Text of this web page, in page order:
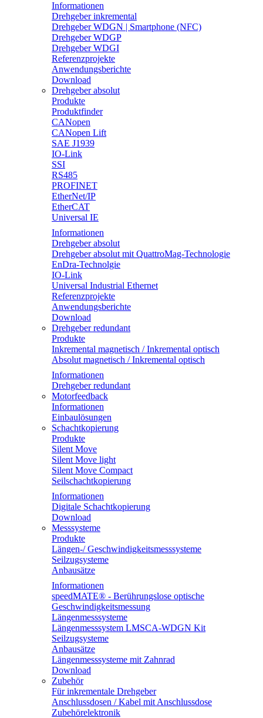
Informationen
Drehgeber inkremental
Drehgeber WDGN | Smartphone (NFC)
Drehgeber WDGP
Drehgeber WDGI
Referenzprojekte
Anwendungsberichte
Download
Drehgeber absolut
Produkte
Produktfinder
CANopen
CANopen Lift
SAE J1939
IO-Link
SSI
RS485
PROFINET
EtherNet/IP
EtherCAT
Universal IE
Informationen
Drehgeber absolut
Drehgeber absolut mit QuattroMag-Technologie
EnDra-Technolgie
IO-Link
Universal Industrial Ethernet
Referenzprojekte
Anwendungsberichte
Download
Drehgeber redundant
Produkte
Inkremental magnetisch / Inkremental optisch
Absolut magnetisch / Inkremental optisch
Informationen
Drehgeber redundant
Motorfeedback
Informationen
Einbaulösungen
Schachtkopierung
Produkte
Silent Move
Silent Move light
Silent Move Compact
Seilschachtkopierung
Informationen
Digitale Schachtkopierung
Download
Messsysteme
Produkte
Längen-/ Geschwindigkeitsmesssysteme
Seilzugsysteme
Anbausätze
Informationen
speedMATE® - Berührungslose optische
Geschwindigkeitsmessung
Längenmesssysteme
Längenmesssystem LMSCA-WDGN Kit
Seilzugsysteme
Anbausätze
Längenmesssysteme mit Zahnrad
Download
Zubehör
Für inkrementale Drehgeber
Anschlussdosen / Kabel mit Anschlussdose
Zubehörelektronik